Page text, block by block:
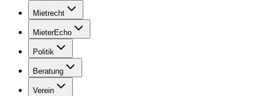
Mietrecht
MieterEcho
Politik
Beratung
Verein